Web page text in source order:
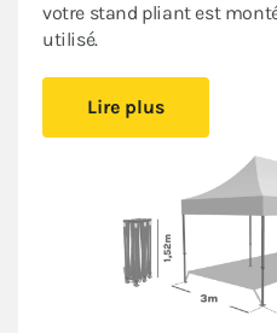
votre stand pliant est
utilisé.
320gr/m² est renforcée au
complètement étanche
d’une peinture antirouille
utilisation
Ce stand pliant est
abordable pour les
Lire plus